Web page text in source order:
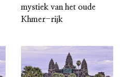
mystiek van het oude
Khmer-rijk